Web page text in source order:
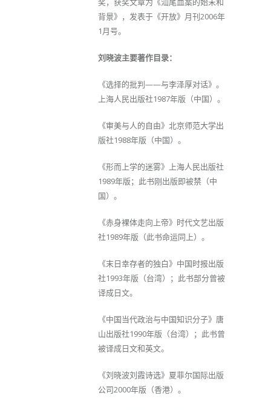
背景》，发表于《开放》月刊2006年
1月号。
刘晓波主要著作目录：
《选择的批判——与李泽厚对话》。
上海人民出版社1987年版（中国）。
《审美与人的自由》北京师范大学出
版社1988年版（中国）。
《形而上学的迷雾》上海人民出版社
1989年版；此书刚出版即被禁（中
国）。
《赤身裸体走向上帝》时代文艺出版
社1989年版（此书命运同上）。
《末日幸存者的独白》中国时报出版
社1993年版（台湾）；此书部分曾被
译成日文。
《中国当代政治与中国知识分子》唐
山出版社1990年版（台湾）；此书曾
被译成日文和英文。
《刘晓波刘霞诗选》夏菲尔国际出版
公司2000年版（香港）。